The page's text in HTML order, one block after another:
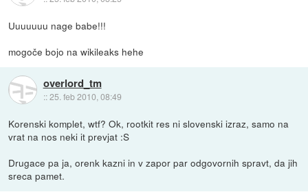
Uuuuuuu nage babe!!!
mogoče bojo na wikileaks hehe
overlord_tm
::25. feb 2010, 08:49
Korenski komplet, wtf? Ok, rootkit res ni slovenski izraz, samo na
vrat na nos neki it prevjat :S
Drugace pa ja, orenk kazni in v zapor par odgovornih spravt, da jih
sreca pamet.